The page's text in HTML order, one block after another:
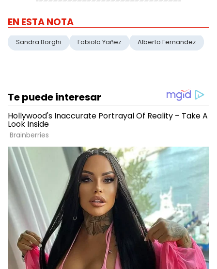
EN ESTA NOTA
Sandra Borghi Fabiola Yañez Alberto Fernandez